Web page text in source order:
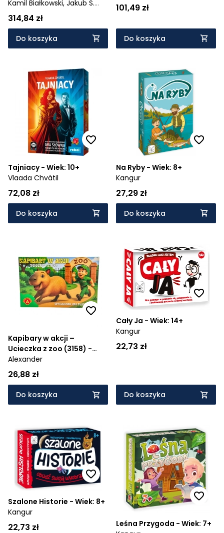
polska) - Wiek: 14+
Kamil Białkowski, Jakub S.
Olekszyk,Iana Vengerova,
Tomasz Badalski
314,84 zł
Do koszyka
Hermens-Meyberg
101,49 zł
Do koszyka
Tajniacy - Wiek: 10+
Vlaada Chvátil
72,08 zł
Do koszyka
Na Ryby - Wiek: 8+
Kangur
27,29 zł
Do koszyka
Kapibary w akcji –
Ucieczka z zoo (3158) -
Wiek: 5+
Alexander
26,88 zł
Do koszyka
Cały Ja - Wiek: 14+
Kangur
22,73 zł
Do koszyka
Szalone Historie - Wiek: 8+
Kangur
22,73 zł
Leśna Przygoda - Wiek: 7+